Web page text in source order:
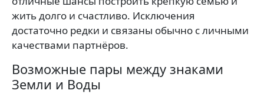
жить долго и счастливо. Исключения
достаточно редки и связаны обычно с личными
качествами партнёров.
Возможные пары между знаками
Земли и Воды